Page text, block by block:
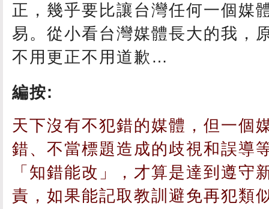
正，幾乎要比讓台灣任何一個媒
易。從小看台灣媒體長大的我，
不用更正不用道歉…
編按:
天下沒有不犯錯的媒體，但一個
錯、不當標題造成的歧視和誤導
「知錯能改」，才算是達到遵守
責，如果能記取教訓避免再犯類